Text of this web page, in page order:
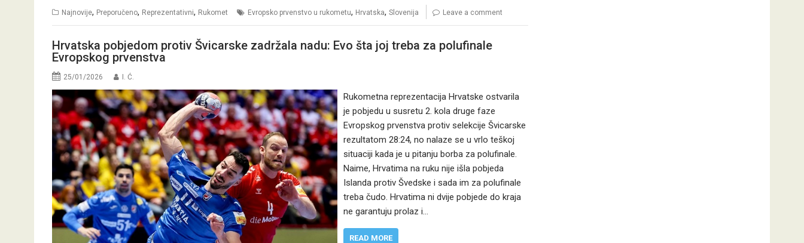
Najnovije, Preporučeno, Reprezentativni, Rukomet Evropsko prvenstvo u rukometu, Hrvatska, Slovenija Leave a comment
Hrvatska pobjedom protiv Švicarske zadržala nadu: Evo šta joj treba za polufinale
Evropskog prvenstva
25/01/2026 I. Ć.
Rukometna reprezentacija Hrvatske ostvarila
je pobjedu u susretu 2. kola druge faze
Evropskog prvenstva protiv selekcije Švicarske
rezultatom 28:24, no nalaze se u vrlo teškoj
situaciji kada je u pitanju borba za polufinale.
Naime, Hrvatima na ruku nije išla pobjeda
Islanda protiv Švedske i sada im za polufinale
treba čudo. Hrvatima ni dvije pobjede do kraja
ne garantuju prolaz i…
READ MORE